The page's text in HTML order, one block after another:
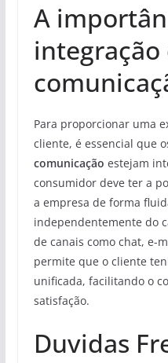
A
integração
Para proporcionar uma
cliente, é essencial que
comunicação estejam
consumidor deve ter a
a empresa de forma
independentemente do
de canais como chat, e-
permite que o cliente
unificada, facilitando o
satisfação.
Duvidas